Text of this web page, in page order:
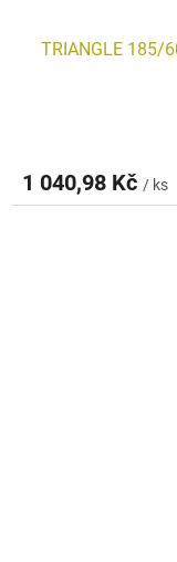
TRIANGLE 185/
1 040,98 Kč / ks